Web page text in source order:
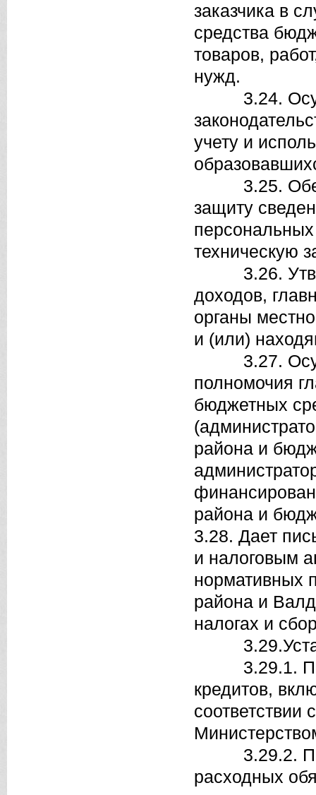
заказчика в
средства
товаров,
нужд.
3.24.
учету и
3.25.
защиту
техническую
3.26.
доходов,
органы
и (или)
3.27.
полномочия
бюджетных
района и
района и
3.28. Дает
и налоговым
нормативных
района и
налогах и
3.29.1.
кредитов,
3.29.2.
расходных